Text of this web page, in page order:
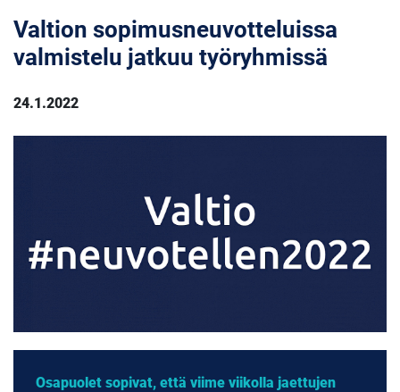
Valtion sopimusneuvotteluissa
valmistelu jatkuu työryhmissä
24.1.2022
Osapuolet sopivat, että viime viikolla jaettujen